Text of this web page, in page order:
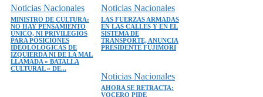
Noticias Nacionales
MINISTRO DE CULTURA:
NO HAY PENSAMIENTO
ÚNICO, NI PRIVILEGIOS
PARA POSICIONES
IDEOLÓLOGICAS DE
IZQUIERDA NI DE LA MAL
LLAMADA » BATALLA
CULTURAL » DE...
Noticias Nacionales
LAS FUERZAS ARMADAS
EN LAS CALLES Y EN EL
SISTEMA DE
TRANSPORTE, ANUNCIA
PRESIDENTE FUJIMORI
Noticias Nacionales
AHORA SE RETRACTA:
VOCERO PIDE